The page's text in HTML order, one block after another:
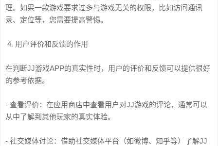
理。如果一款游戏要求过多与游戏无关的权限，比如访问通讯
录、定位等，您需要提高警惕。
4. 用户评价和反馈的作用
在判断JJ游戏APP的真实性时，用户的评价和反馈可以提供很好
的参考依据。
- 查看评价：在应用商店中查看用户对JJ游戏的评论，通常可以
从中了解到其他玩家的真实体验。
- 社交媒体讨论：借助社交媒体平台（如微博、知乎等）了解JJ